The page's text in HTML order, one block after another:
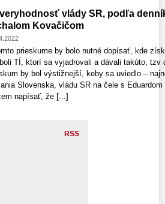
vlády SR, podľa
Kovačičom
prieskume by bolo nutné dopísať, kde
TÍ, ktorí sa vyjadrovali a dávali takúto, tzv
by bol výstižnejší, keby sa uviedlo –
Slovenska, vládu SR na čele s
napísať, že [...]
RSS